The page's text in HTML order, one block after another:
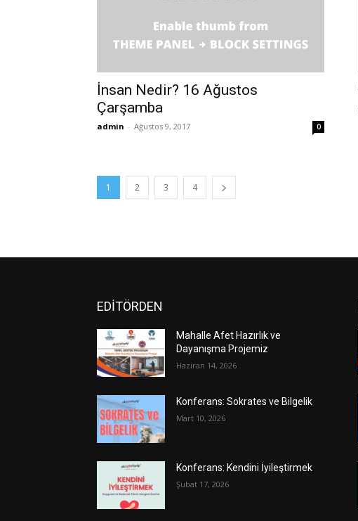
İnsan Nedir? 16 Ağustos
Çarşamba
admin - Ağustos 9, 2017 0
1 2 3 4
EDİTÖRDEN
Mahalle Afet Hazırlık ve
Dayanışma Projemiz
Haziran 14, 2026
Konferans: Sokrates ve Bilgelik
Mart 10, 2026
Konferans: Kendini İyileştirmek
Şubat 17, 2026